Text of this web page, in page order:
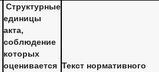
Структурные
единицы
акта,
соблюдение
которых
оценивается Текст нормативного